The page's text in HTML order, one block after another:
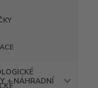
+ NÁHRADNÍ